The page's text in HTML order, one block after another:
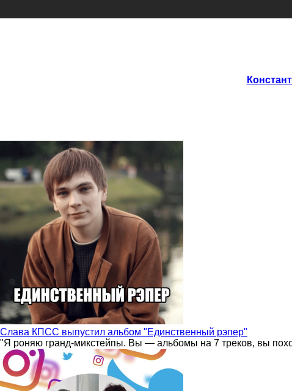
Слава КПСС выпустил альбом "Единственный рэпер"
"Я роняю гранд-микстейпы. Вы — альбомы на 7 треков, вы